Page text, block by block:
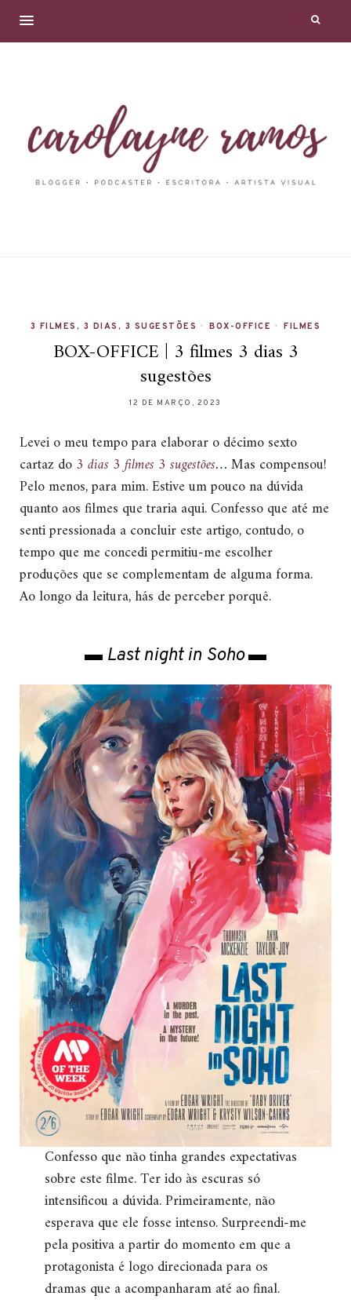
3 FILMES, 3 DIAS, 3 SUGESTÕES • BOX-OFFICE • FILMES
BOX-OFFICE | 3 filmes 3 dias 3
sugestões
12 DE MARÇO, 2023
Levei o meu tempo para elaborar o décimo sexto
cartaz do3 dias 3 filmes 3 sugestões…Mas compensou!
Pelo menos, para mim. Estive um pouco na dúvida
quanto aos filmes que traria aqui. Confesso que até me
senti pressionada a concluir este artigo, contudo, o
tempo que me concedi permitiu-me escolher
produções que se complementam de alguma forma.
Ao longo da leitura, hás de perceber porquê.
▬ Last night in Soho ▬
Confesso que não tinha grandes expectativas
sobre este filme. Ter ido às escuras só
intensificou a dúvida. Primeiramente, não
esperava que ele fosse intenso. Surpreendi-me
pela positiva a partir do momento em que a
protagonista é logo direcionada para os
dramas que a acompanharam até ao final.